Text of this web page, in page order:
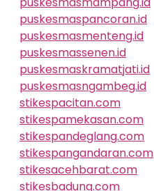
puskesmaspancoran.id
puskesmasmenteng.id
puskesmassenen.id
puskesmaskramatjati.id
puskesmasngambeg.id
stikespacitan.com
stikespamekasan.com
stikespandeglang.com
stikespangandaran.com
stikesacehbarat.com
stikesbadung.com